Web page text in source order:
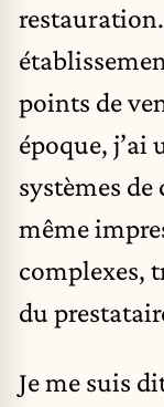
points de
époque, j’ai
systèmes de
même
complexes,
du
Je me suis